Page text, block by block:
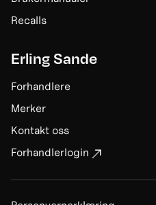
Recalls
Erling Sande
Forhandlere
Merker
Kontakt oss
Forhandlerlogin